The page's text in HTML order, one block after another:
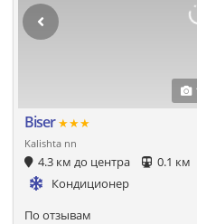
Biser★★★
Kalishta nn
4.3 км до центра 0.1 км
Кондиционер
По отзывам